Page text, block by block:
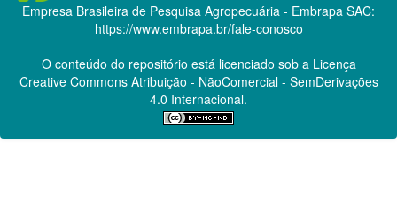
Empresa Brasileira de Pesquisa Agropecuária - Embrapa SAC:
https://www.embrapa.br/fale-conosco
O conteúdo do repositório está licenciado sob a Licença
Creative CommonsAtribuição - NãoComercial - SemDerivações
4.0 Internacional.